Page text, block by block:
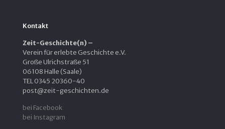
Kontakt
Zeit-Geschichte(n) –
Verein für erlebte Geschichte e.V.
Große Ulrichstraße 51
06108 Halle (Saale)
TEL 0345 20360-40
post@zeit-geschichten.de
bei Facebook
bei Instagram